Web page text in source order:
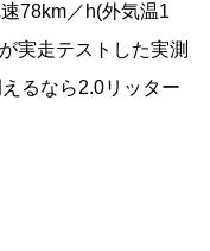
78km／h(外気温1
実走テストした実測
るなら2.0リッター